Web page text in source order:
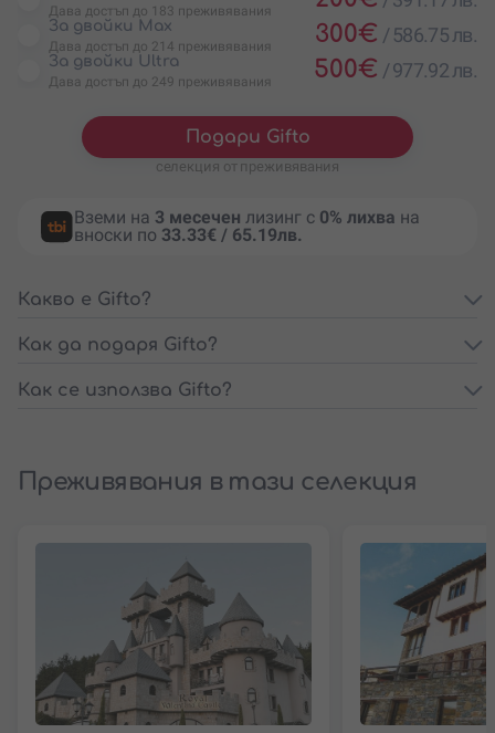
Дава достъп до 183 преживявания
За двойки Max
Дава достъп до 214 преживявания 300€ /586.75 лв.
За двойки Ultra
Дава достъп до 249 преживявания 500€ /977.92 лв.
Подари Gifto
селекция от преживявания
Вземи на 3 месечен лизинг с 0% лихва на
вноски по 33.33€ / 65.19лв.
Какво е Gifto?
Как да подаря Gifto?
Как се използва Gifto?
Преживявания в тази селекция